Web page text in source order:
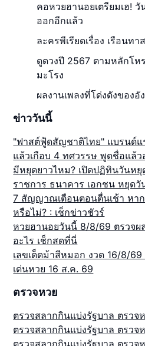
คอหวยฮานอยเตรียมเฮ!
ออกอีกแล้ว
ละครพีเรียดเรื่อง เรือนท
ดูดวงปี 2567 ตามหลักโห
มะโรง
ผลงานเพลงที่โด่งดังของอั
ข่าววันนี้
"ฟาสต์ฟู้ดสัญชาติไทย" แบรนด์แ
แล้วเกือบ 4 ทศวรรษ พูดชื่อแล้
มีหยุดยาวไหม? เปิดปฏิทินวันหยุ
ราชการ ธนาคาร เอกชน หยุดวั
7 สัญญาณเตือนตอนตื่นเช้า หาก
หรือไม่? : เช็กข่าวชัวร์
หวยฮานอยวันนี้ 8/8/69 ตรวจ
อะไร เช็กสดที่นี่
เลขเด็ดม้าสีหมอก งวด 16/8/
เด่นหวย 16 ส.ค. 69
ตรวจหวย
ตรวจสลากกินแบ่งรัฐบาล ตรวจ
ตรวจสลากกินแบ่งรัฐบาล ตรวจ